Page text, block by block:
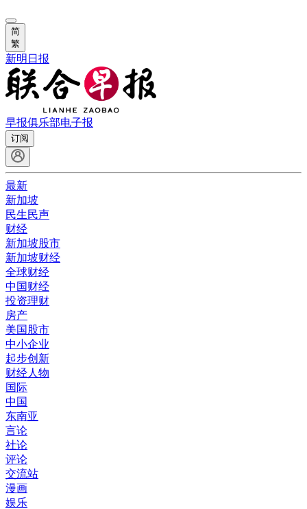
简
繁
新明日报
早报俱乐部电子报
订阅
最新
新加坡
民生民声
财经
新加坡股市
新加坡财经
全球财经
中国财经
投资理财
房产
美国股市
中小企业
起步创新
财经人物
国际
中国
东南亚
言论
社论
评论
交流站
漫画
娱乐